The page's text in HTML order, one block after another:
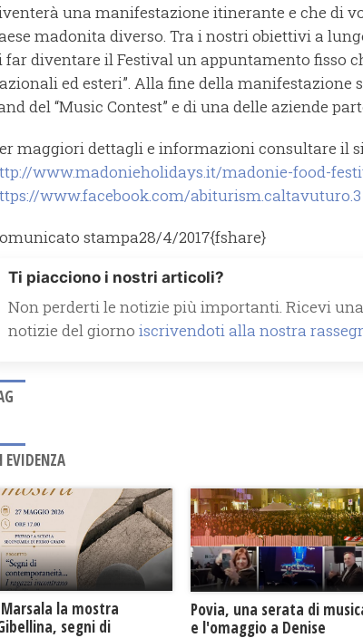
una manifestazione itinerante e che di
madonita diverso. Tra i nostri obiettivi a
far diventare il Festival un appuntamento fisso
ed esteri”. Alla fine della manifestazione
del “Music Contest” e di una delle aziende
maggiori dettagli e informazioni consultare il
www.madonieholidays.it/madonie-food-
www.facebook.com/abiturism.caltavuturo.3
stampa28/4/2017{fshare}
Ti piacciono i nostri articoli?
Non perderti le notizie più importanti. Ricevi
notizie del giorno iscrivendoti alla nostra
EVIDENZA
la mostra
segni di
Povia, una serata di
e l'omaggio a Denise